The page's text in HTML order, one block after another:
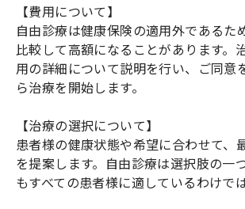
【費用について】
自由診療は健康保険の適用外であるた
比較して高額になることがあります。
用の詳細について説明を行い、ご同意
ら治療を開始します。
【治療の選択について】
患者様の健康状態や希望に合わせて、
を提案します。自由診療は選択肢の一
もすべての患者様に適しているわけで